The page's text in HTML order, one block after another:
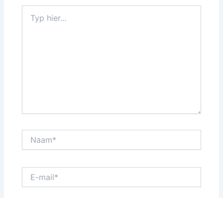
hier...
mail*